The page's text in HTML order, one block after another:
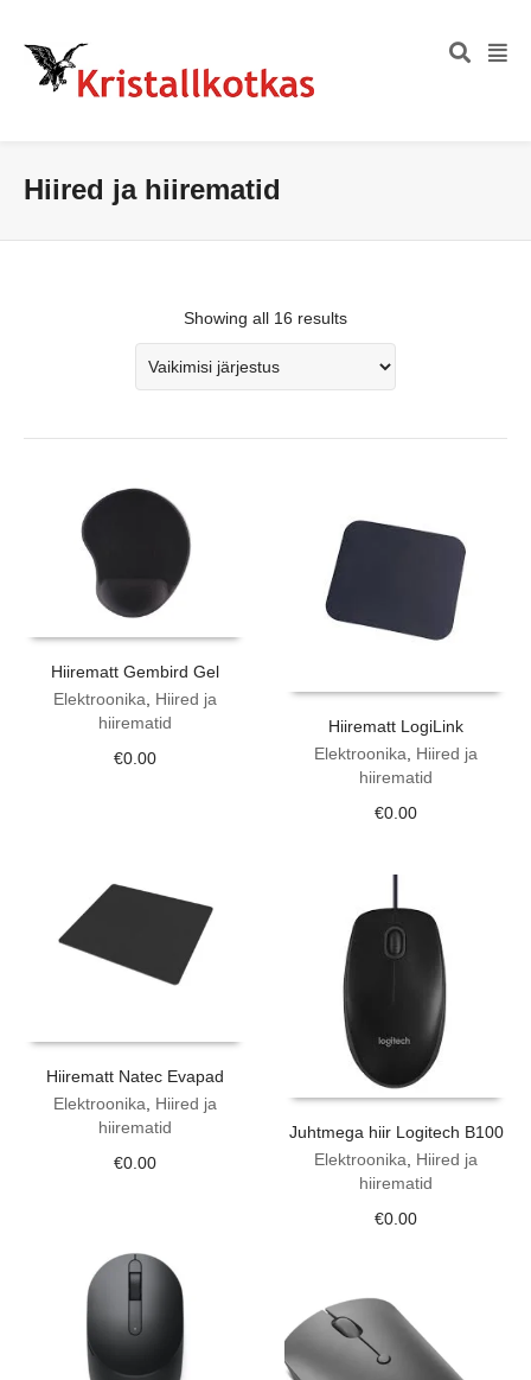
Hiired ja hiirematid
Showing all 16 results
Hiirematt Gembird Gel
Elektroonika
Hiired ja
hiirematid
€0.00
Hiirematt LogiLink
Elektroonika
Hiired ja
hiirematid
€0.00
Hiirematt Natec Evapad
Elektroonika, Hiired ja
hiirematid
€0.00
Juhtmega hiir Logitech B100
Elektroonika
Hiired ja
hiirematid
€0.00